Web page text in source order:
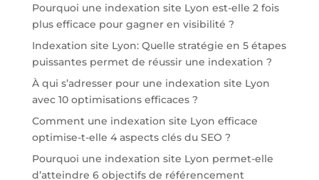
Pourquoi une indexation site Lyon est-elle 2 fois
plus efficace pour gagner en visibilité ?
Indexation site Lyon: Quelle stratégie en 5 étapes
puissantes permet de réussir une indexation ?
À qui s’adresser pour une indexation site Lyon
avec 10 optimisations efficaces ?
Comment une indexation site Lyon efficace
optimise-t-elle 4 aspects clés du SEO ?
Pourquoi une indexation site Lyon permet-elle
d’atteindre 6 objectifs de référencement